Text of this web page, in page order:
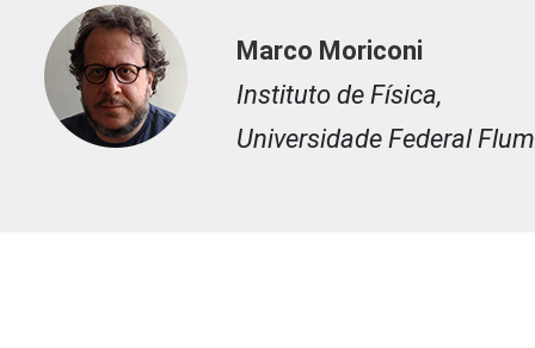
Marco Moriconi
Instituto de Física,
Universidade Federal